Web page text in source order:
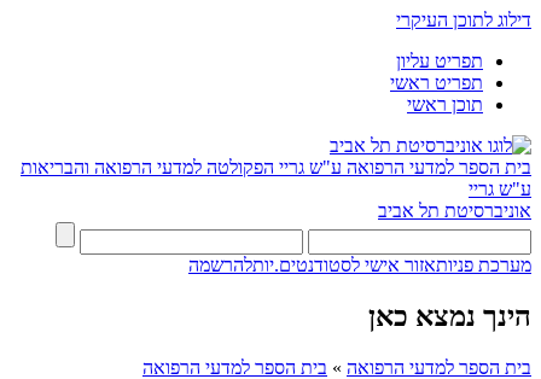
דילוג לתוכן העיקרי
תפריט עליון
תפריט ראשי
תוכן ראשי
בית הספר למדעי הרפואה ע"ש גריי הפקולטה למדעי הרפואה והבריאות
ע"ש גריי
אוניברסיטת תל אביב
מערכת פניותאזור אישי לסטודנטים.יותלהרשמה
הינך נמצא כאן
בית הספר למדעי הרפואה » בית הספר למדעי הרפואה